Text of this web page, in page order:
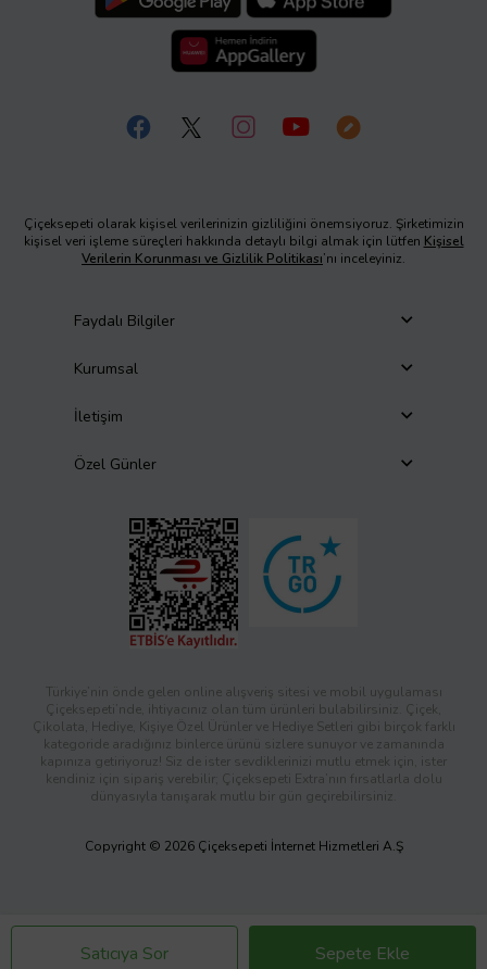
Satıcıya Sor Sepete Ekle
Çiçeksepeti olarak kişisel verilerinizin gizliliğini önemsiyoruz. Şirketimizin
kişisel veri işleme süreçleri hakkında detaylı bilgi almak için lütfen Kişisel
Verilerin Korunması ve Gizlilik Politikası’nı inceleyiniz.
Faydalı Bilgiler
Kurumsal
İletişim
Özel Günler
Türkiye’nin önde gelen online alışveriş sitesi ve mobil uygulaması
Çiçeksepeti’nde, ihtiyacınız olan tüm ürünleri bulabilirsiniz. Çiçek,
Çikolata, Hediye, Kişiye Özel Ürünler ve Hediye Setleri gibi birçok farklı
kategoride aradığınız binlerce ürünü sizlere sunuyor ve zamanında
kapınıza getiriyoruz! Siz de ister sevdiklerinizi mutlu etmek için, ister
kendiniz için sipariş verebilir; Çiçeksepeti Extra’nın fırsatlarla dolu
dünyasıyla tanışarak mutlu bir gün geçirebilirsiniz.
Copyright © 2026 Çiçeksepeti İnternet Hizmetleri A.Ş